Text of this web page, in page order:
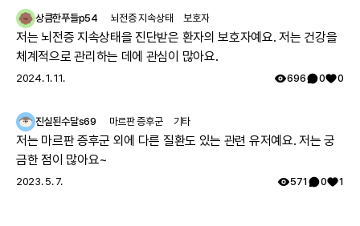
자 모두 최종진단 받았어요. 이 글 작성후 한달뒤, 오늘 서울대 외래
에 가서 말씀드리니 아니라고, 잘못된 검사결과라고 찾고 있는중이
니 기다려보자고 하십니다 ㅠㅠ
상큼한푸들p54 뇌전증 지속상태 보호자
저는 뇌전증 지속상태을 진단받은 환자의 보호자예요. 저는 건강을
체계적으로 관리하는 데에 관심이 많아요.
2024. 1. 11. 696 0 0
진실된수달s69 마르판 증후군 기타
저는 마르판 증후군 외에 다른 질환도 있는 관련 유저예요. 저는 궁
금한 점이 많아요~
2023. 5. 7. 571 0 1